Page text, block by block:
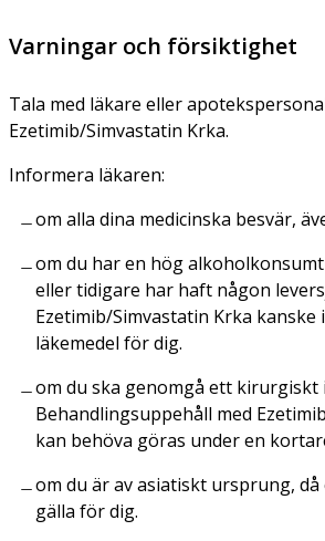
Varningar och försiktighet
Tala med läkare eller
Ezetimib/Simvastatin Krka.
Informera läkaren:
om alla dina medicinska besvär,
om du har en hög
eller tidigare har haft någon
Ezetimib/Simvastatin Krka
läkemedel för dig.
om du ska genomgå ett kirurgiskt
Behandlingsuppehåll med
kan behöva göras under en
om du är av asiatiskt ursprung, då
gälla för dig.